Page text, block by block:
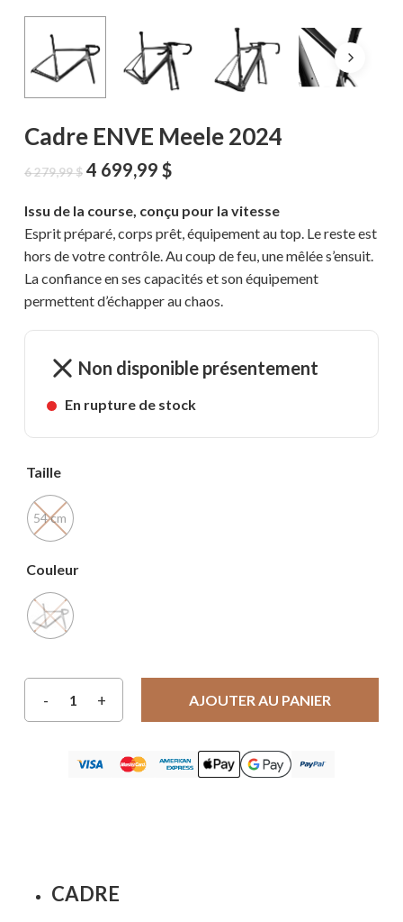
Cadre ENVE Meele 2024
6 279,99$ Le
initial
était :
6
279,99 $.
4 699,99 $Le
actuel
est :
4
699,99 $.
Issu de la course, conçu pour la vitesse
Esprit préparé, corps prêt, équipement au top. Le reste est
hors de votre contrôle. Au coup de feu, une mêlée s’ensuit.
La confiance en ses capacités et son équipement
permettent d’échapper au chaos.
Non disponible présentement
En rupture de stock
Taille
54 cm
Couleur
AJOUTER AU PANIER
CADRE